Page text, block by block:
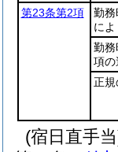
第23条第2項
勤務
に
勤務
項の
正規
(宿日直手